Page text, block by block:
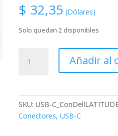
$ 32,35 (Dólares)
Solo quedan 2 disponibles
C_ConDellLATITUDE5289,
Añadir al
SKU: USB-
Conectores, USB-C